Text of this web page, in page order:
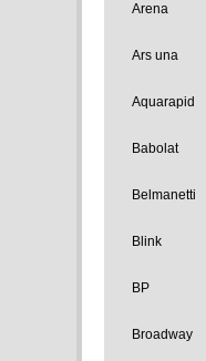
Arena
Ars una
Aquarapid
Babolat
Belmanetti
Blink
BP
Broadway